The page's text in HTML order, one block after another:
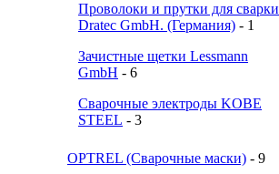
Проволоки и прутки для сварки
Dratec GmbH. (Германия) - 1
Зачистные щетки Lessmann
GmbH - 6
Сварочные электроды KOBE
STEEL - 3
OPTREL (Сварочные маски) - 9